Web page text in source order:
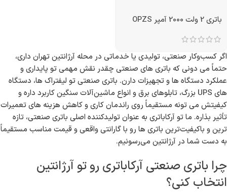
باتری 2 ولت 2000 آمپر OPZS
اگر کسب‌وکار صنعتی، تولیدی یا خدماتی در محله آرژانتین تهران داری،
حتماً می دونی که باتری های صنعتی چقدر نقش مهمی تو پایداری و
عملکرد دستگاه ها و تجهیزات دارن. باتری صنعتی تو لیفتراک ها، دستگاه
های UPS بزرگ، تابلوهای برق و انواع ماشین‌آلات سنگین کاربرد داره و
کیفیتش می تونه مستقیماً روی راندمان کاری و کاهش هزینه های تعمیرات